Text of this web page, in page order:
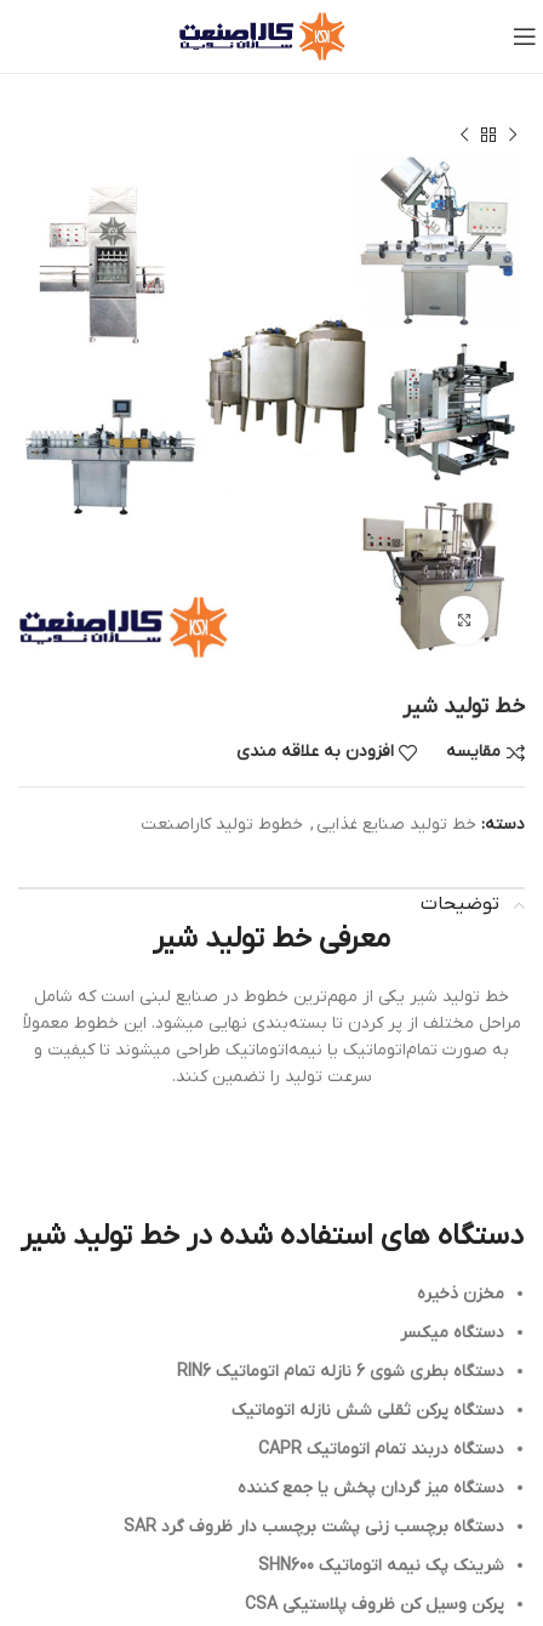
خط تولید شیر
مقایسه افزودن به علاقه مندی
دسته: خط تولید صنایع غذایی , خطوط تولید کاراصنعت
توضیحات
معرفی خط تولید شیر
خط تولید شیر یکی از مهم‌ترین خطوط در صنایع لبنی است که شامل
مراحل مختلف از پر کردن تا بسته‌بندی نهایی میشود. این خطوط معمولاً
به صورت تمام‌اتوماتیک یا نیمه‌اتوماتیک طراحی میشوند تا کیفیت و
سرعت تولید را تضمین کنند.
دستگاه های استفاده شده در خط تولید شیر
مخزن ذخیره
دستگاه میکسر
دستگاه بطری شوی 6 نازله تمام اتوماتیک RIN6
دستگاه پرکن ثقلی شش نازله اتوماتیک
دستگاه دربند تمام اتوماتیک CAPR
دستگاه میز گردان پخش یا جمع کننده
دستگاه برچسب زنی پشت برچسب دار ظروف گرد SAR
شرینک پک نیمه اتوماتیک SHN600
پرکن وسیل کن ظروف پلاستیکی CSA